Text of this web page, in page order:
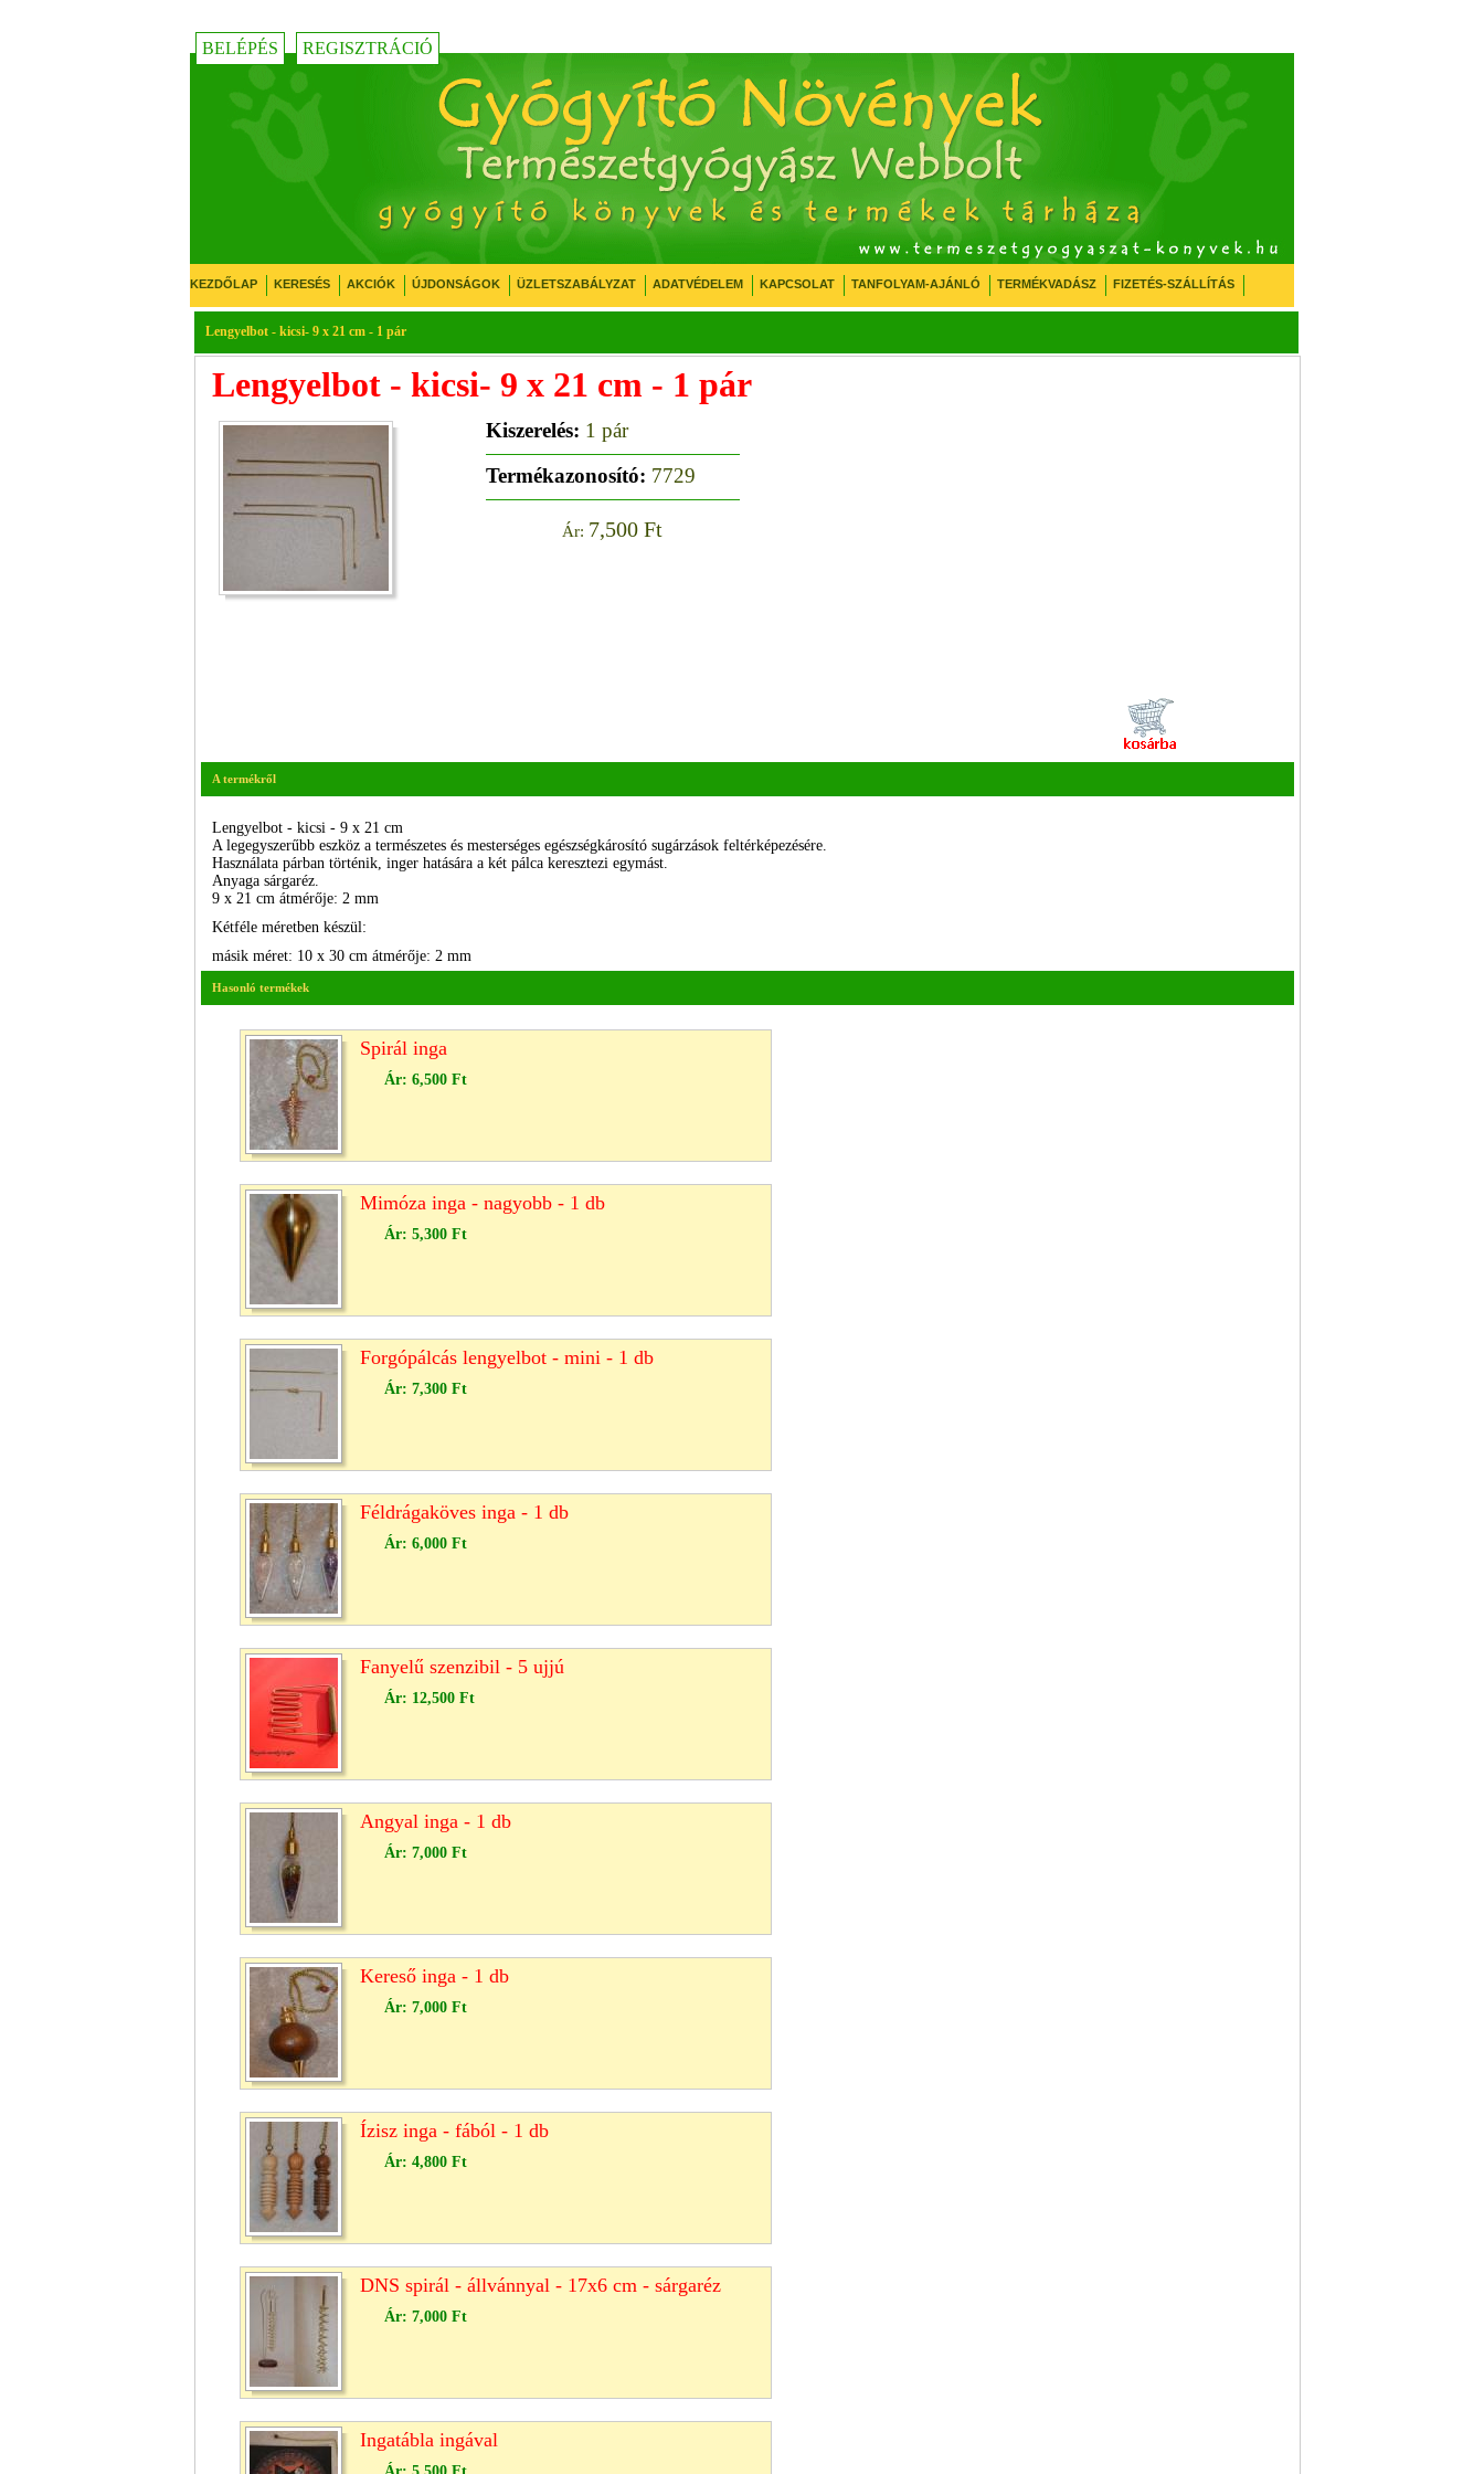
BELÉPÉS REGISZTRÁCIÓ
KEZDŐLAP KERESÉS AKCIÓK ÚJDONSÁGOK ÜZLETSZABÁLYZAT ADATVÉDELEM KAPCSOLAT TANFOLYAM-AJÁNLÓ TERMÉKVADÁSZ FIZETÉS-SZÁLLÍTÁS
Lengyelbot - kicsi- 9 x 21 cm - 1 pár
Lengyelbot - kicsi- 9 x 21 cm - 1 pár
Kiszerelés: 1 pár
Termékazonosító: 7729
Ár: 7,500 Ft
A termékről
Lengyelbot - kicsi - 9 x 21 cm
A legegyszerűbb eszköz a természetes és mesterséges egészségkárosító sugárzások feltérképezésére.
Használata párban történik, inger hatására a két pálca keresztezi egymást.
Anyaga sárgaréz.
9 x 21 cm átmérője: 2 mm
Kétféle méretben készül:
másik méret: 10 x 30 cm átmérője: 2 mm
Hasonló termékek
Spirál inga
Ár: 6,500 Ft
Mimóza inga - nagyobb - 1 db
Ár: 5,300 Ft
Forgópálcás lengyelbot - mini - 1 db
Ár: 7,300 Ft
Féldrágaköves inga - 1 db
Ár: 6,000 Ft
Fanyelű szenzibil - 5 ujjú
Ár: 12,500 Ft
Angyal inga - 1 db
Ár: 7,000 Ft
Kereső inga - 1 db
Ár: 7,000 Ft
Ízisz inga - fából - 1 db
Ár: 4,800 Ft
DNS spirál - állvánnyal - 17x6 cm - sárgaréz
Ár: 7,000 Ft
Ingatábla ingával